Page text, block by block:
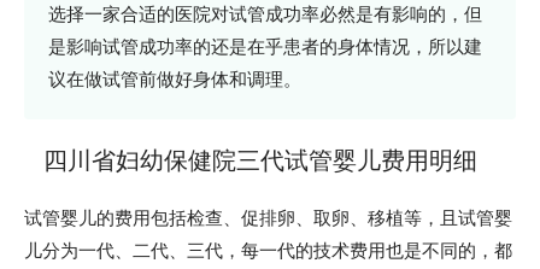
选择一家合适的医院对试管成功率必然是有影响的，但
是影响试管成功率的还是在乎患者的身体情况，所以建
议在做试管前做好身体和调理。
四川省妇幼保健院三代试管婴儿费用明细
试管婴儿的费用包括检查、促排卵、取卵、移植等，且试管婴
儿分为一代、二代、三代，每一代的技术费用也是不同的，都